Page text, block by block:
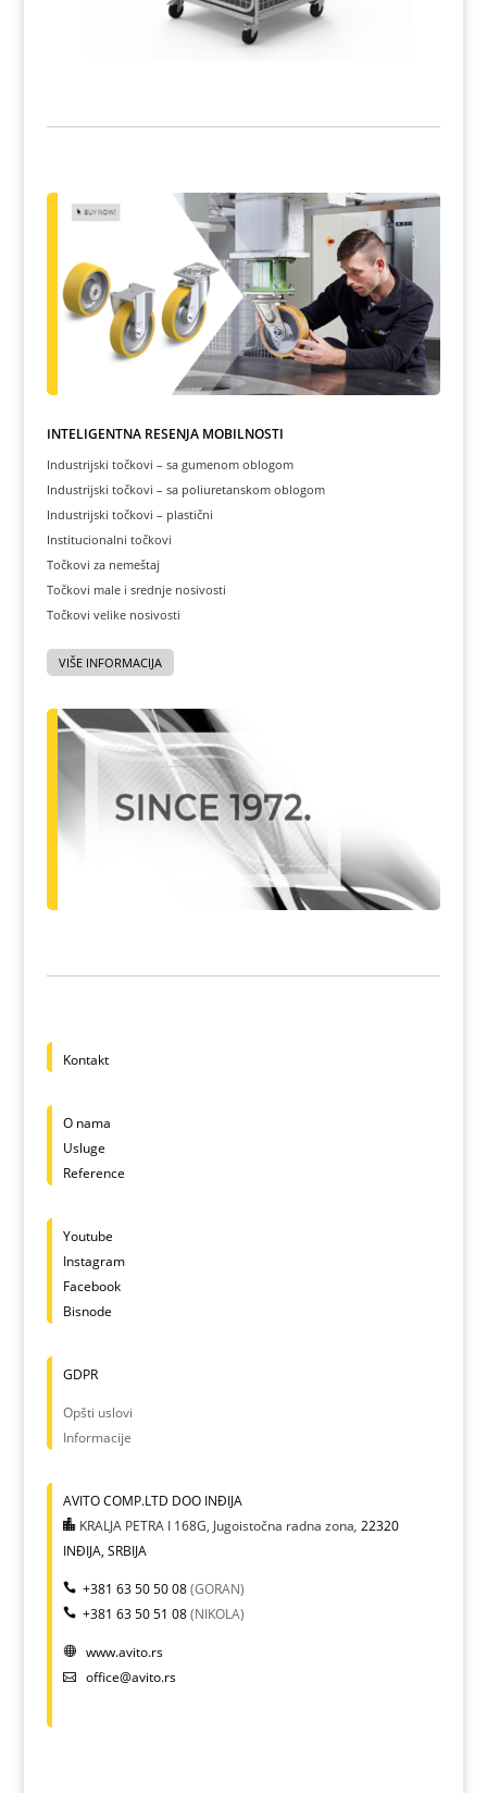
INTELIGENTNA REŠENJA MOBILNOSTI
Industrijski točkovi – sa gumenom oblogom
Industrijski točkovi – sa poliuretanskom oblogom
Industrijski točkovi – plastični
Institucionalni točkovi
Točkovi za nemeštaj
Točkovi male i srednje nosivosti
Točkovi velike nosivosti
VIŠE INFORMACIJA
Kontakt
O nama
Usluge
Reference
Youtube
Instagram
Facebook
Bisnode
GDPR
Opšti uslovi
Informacije
AVITO COMP.LTD DOO INĐIJA
KRALJA PETRA I 168G, Jugoistočna radna zona, 22320
INĐIJA, SRBIJA
+381 63 50 50 08(GORAN)
+381 63 50 51 08(NIKOLA)
www.avito.rs
office@avito.rs